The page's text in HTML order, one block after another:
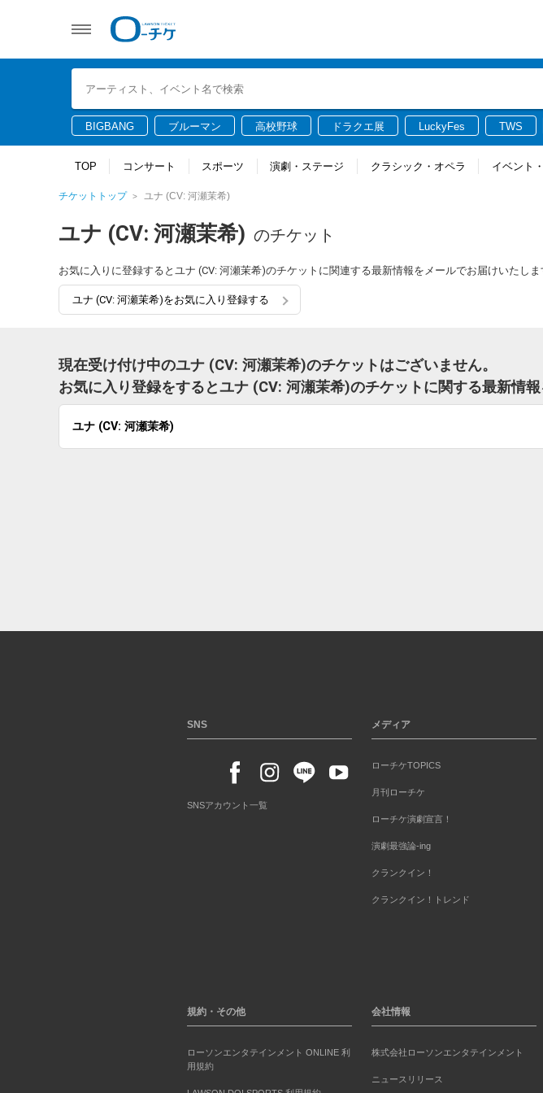
BIGBANG ブルーマン 高校野球 ドラクエ展 LuckyFes TWS
TOP コンサート スポーツ 演劇・ステージ クラシック・オペラ イベント
チケットトップ ユナ (CV: 河瀬茉希)
ユナ (CV: 河瀬茉希) のチケット
お気に入りに登録するとユナ (CV: 河瀬茉希)のチケットに関連する最新情報をメールでお届けいたしま
ユナ (CV: 河瀬茉希)をお気に入り登録する
現在受け付け中のユナ (CV: 河瀬茉希)のチケットはございません。
お気に入り登録をするとユナ (CV: 河瀬茉希)のチケットに関する最新情報
ユナ (CV: 河瀬茉希)
SNS
SNSアカウント一覧
メディア
ローチケTOPICS
月刊ローチケ
ローチケ演劇宣言！
演劇最強論-ing
クランクイン！
クランクイン！トレンド
規約・その他
ローソンエンタテインメント ONLINE 利
用規約
会社情報
株式会社ローソンエンタテインメント
ニュースリリース